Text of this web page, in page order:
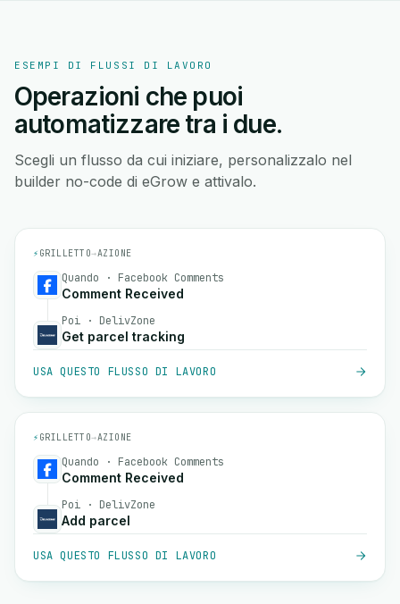
ESEMPI DI FLUSSI DI LAVORO
Operazioni che puoi
automatizzare tra i due.
Scegli un flusso da cui iniziare, personalizzalo nel
builder no-code di eGrow e attivalo.
⚡ GRILLETTO→AZIONE
Quando · Facebook Comments
Comment Received
Poi · DelivZone
Get parcel tracking
USA QUESTO FLUSSO DI LAVORO
⚡ GRILLETTO→AZIONE
Quando · Facebook Comments
Comment Received
Poi · DelivZone
Add parcel
USA QUESTO FLUSSO DI LAVORO